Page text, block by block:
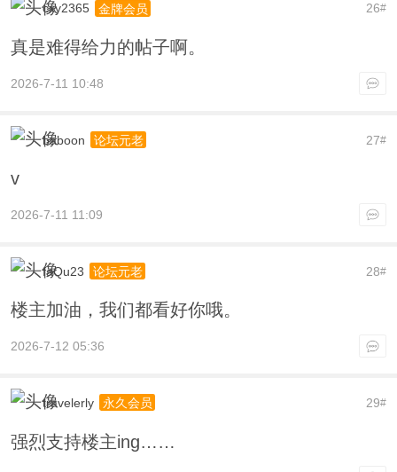
26#
cxy2365 金牌会员
真是难得给力的帖子啊。
2026-7-11 10:48
27#
baboon 论坛元老
v
2026-7-11 11:09
28#
faQu23 论坛元老
楼主加油，我们都看好你哦。
2026-7-12 05:36
29#
travelerly 永久会员
强烈支持楼主ing……